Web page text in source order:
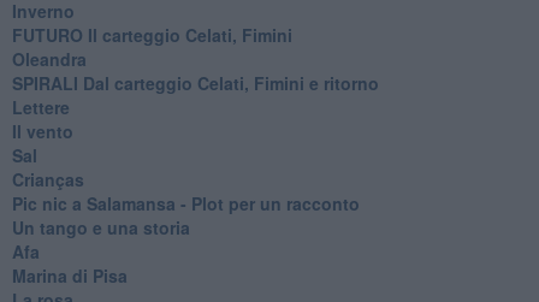
Inverno
FUTURO Il carteggio Celati, Fimini
Oleandra
SPIRALI Dal carteggio Celati, Fimini e ritorno
Lettere
Il vento
Sal
Crianças
Pic nic a Salamansa - Plot per un racconto
Un tango e una storia
Afa
Marina di Pisa